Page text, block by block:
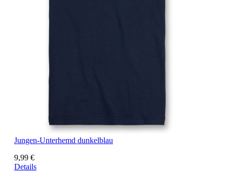
Jungen-Unterhemd dunkelblau
9,99 €
Details